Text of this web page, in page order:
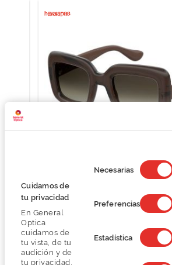
Cuidamos de
tu privacidad
En General
Optica
cuidamos de
tu vista, de tu
audición y de
tu privacidad,
de
consentimiento
Necesarias
Preferencias
Estadística
Havaianas LAGOINHA